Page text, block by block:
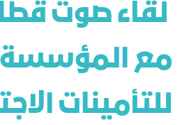
للتأمينات